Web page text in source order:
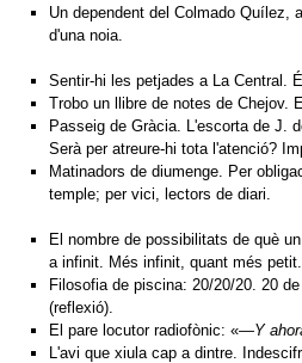
Un dependent del Colmado Quílez,
d'una noia.
Sentir-hi les petjades a La Central.
Trobo un llibre de notes de Chejov.
Passeig de Gràcia. L'escorta de J.
Serà per atreure-hi tota l'atenció?
Matinadors de diumenge. Per
temple; per vici, lectors de diari.
El nombre de possibilitats de què
a infinit. Més infinit, quant més petit.
Filosofia de piscina: 20/20/20. 20
(reflexió).
El pare locutor radiofònic: «—Y
L'avi que xiula cap a dintre.